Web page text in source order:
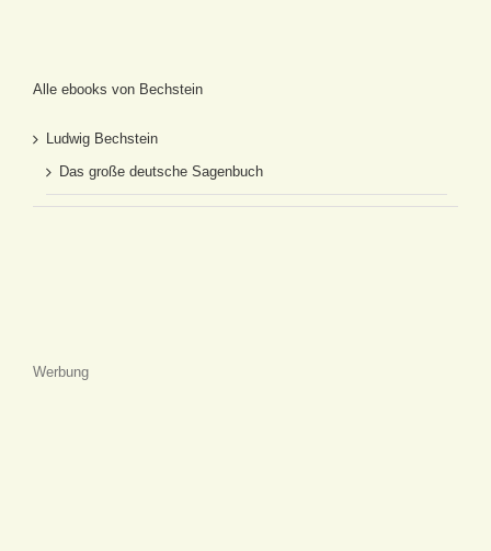
Alle ebooks von Bechstein
Ludwig Bechstein
Das große deutsche Sagenbuch
Werbung